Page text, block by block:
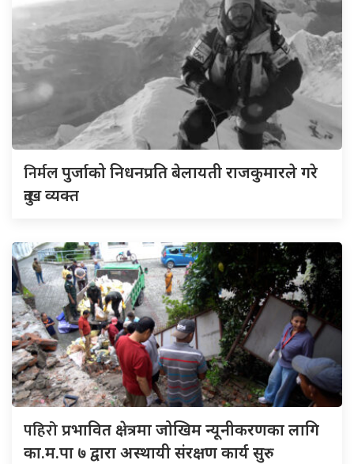
निर्मलपुर्जाको निधनप्रति बेलायती राजकुमारले गरे
दुःख व्यक्त
पहिरोप्रभावित क्षेत्रमा जोखिम न्यूनीकरणका लागि
का.म.पा ७ द्वारा अस्थायी संरक्षण कार्य सुरु